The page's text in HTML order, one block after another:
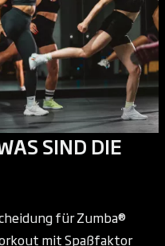
SIND DIE
für Zumba®
mit Spaßfaktor